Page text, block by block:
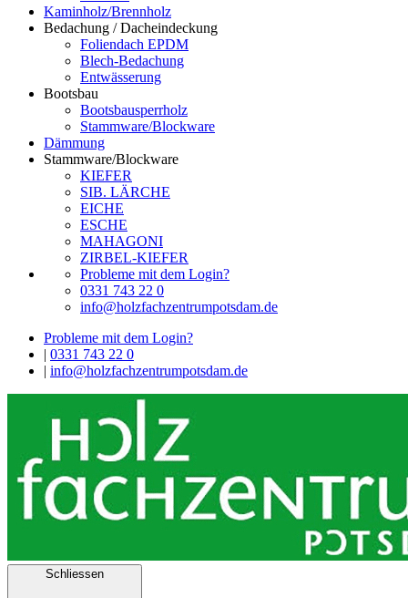
Kaminholz/Brennholz
Bedachung / Dacheindeckung
Foliendach EPDM
Blech-Bedachung
Entwässerung
Bootsbau
Bootsbausperrholz
Stammware/Blockware
Dämmung
Stammware/Blockware
KIEFER
SIB. LÄRCHE
EICHE
ESCHE
MAHAGONI
ZIRBEL-KIEFER
Probleme mit dem Login?
0331 743 22 0
info@holzfachzentrumpotsdam.de
Probleme mit dem Login?
| 0331 743 22 0
| info@holzfachzentrumpotsdam.de
Schliessen